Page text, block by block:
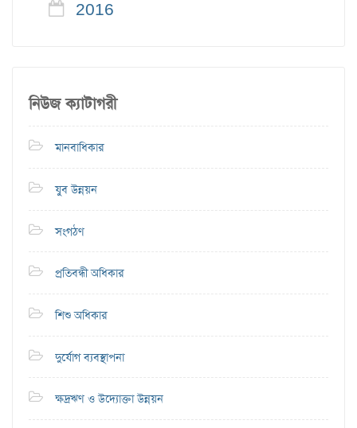
2016
নিউজ ক্যাটাগরী
মানবাধিকার
যুব উন্নয়ন
সংগঠণ
প্রতিবন্ধী অধিকার
শিশু অধিকার
দুর্যোগ ব্যবস্থাপনা
ক্ষদ্রঋণ ও উদ্যোক্তা উন্নয়ন